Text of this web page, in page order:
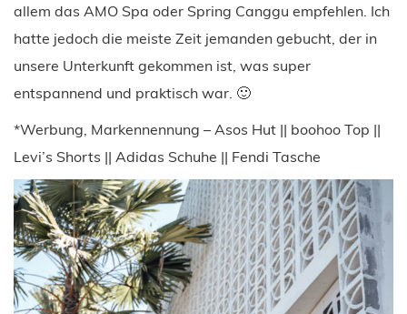
allem das AMO Spa oder Spring Canggu empfehlen. Ich
hatte jedoch die meiste Zeit jemanden gebucht, der in
unsere Unterkunft gekommen ist, was super
entspannend und praktisch war. 🙂
*Werbung, Markennennung – Asos Hut || boohoo Top ||
Levi’s Shorts || Adidas Schuhe || Fendi Tasche